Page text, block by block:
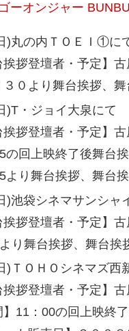
ゴーオンジャー
)丸の内ＴＯＥＩ①に
挨拶登壇者・予定】
３０より舞台挨拶、
)T・ジョイ大泉にて
挨拶登壇者・予定】
の回上映終了後舞台
より舞台挨拶、舞台
)池袋シネマサンシャ
挨拶登壇者・予定】
り舞台挨拶、舞台挨
)ＴＯＨＯシネマズ西
挨拶登壇者・予定】
】11：00の回上映終